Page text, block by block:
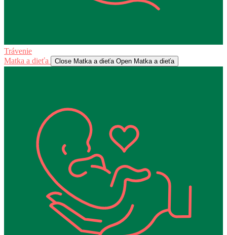
Trávenie
Matka a dieťa
Close Matka a dieťa Open Matka a dieťa